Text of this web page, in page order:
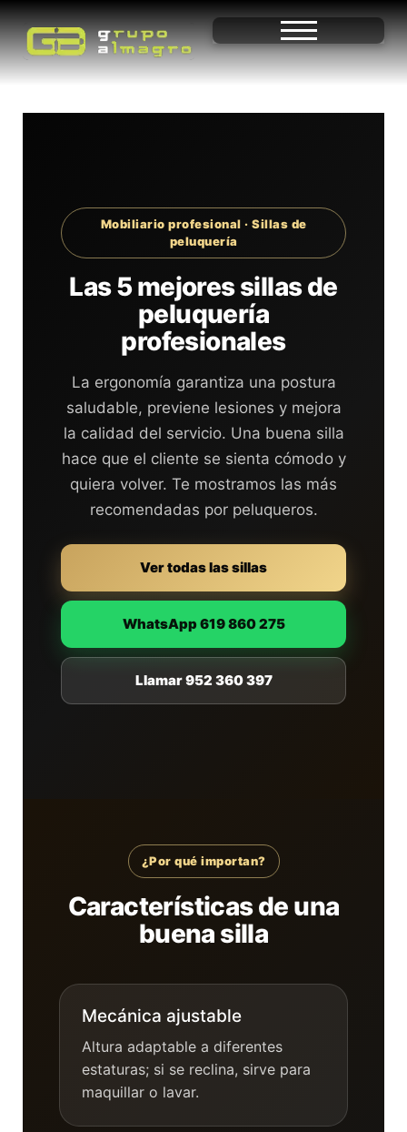
Mobiliario profesional · Sillas de
peluquería
Las 5 mejores sillas de
peluquería
profesionales
La ergonomía garantiza una postura
saludable, previene lesiones y mejora
la calidad del servicio. Una buena silla
hace que el cliente se sienta cómodo y
quiera volver. Te mostramos las más
recomendadas por peluqueros.
Ver todas las sillas
WhatsApp 619 860 275
Llamar 952 360 397
¿Por qué importan?
Características de una
buena silla
Mecánica ajustable
Altura adaptable a diferentes
estaturas; si se reclina, sirve para
maquillar o lavar.